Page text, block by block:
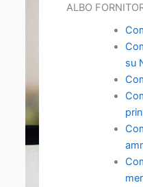
ALBO
su